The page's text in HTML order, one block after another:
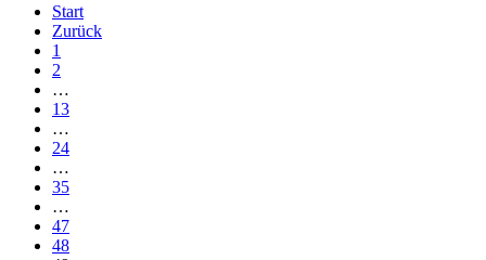
Start
Zurück
1
2
…
13
…
24
…
35
…
47
48